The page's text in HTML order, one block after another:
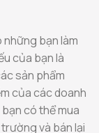
những bạn làm
của bạn là
sản phẩm
của các doanh
có thể mua
và bán lại